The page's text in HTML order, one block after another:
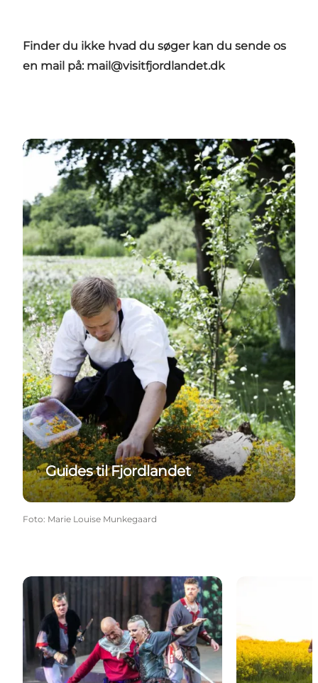
Finder du ikke hvad du søger kan du sende os
en mail på: mail@visitfjordlandet.dk
Guides til Fjordlandet
Guides til Fjordlandet
Foto: Marie Louise Munkegaard
Det Sker - årets største begivenheder